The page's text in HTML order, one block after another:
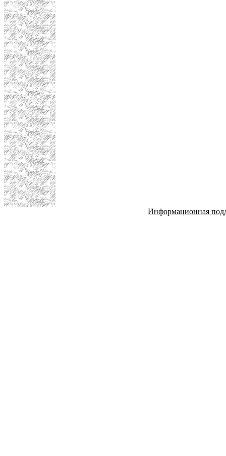
Информационная